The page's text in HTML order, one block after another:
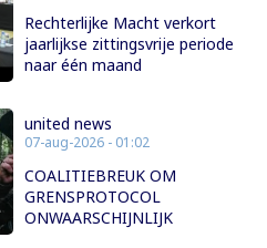
Rechterlijke Macht verkort
jaarlijkse zittingsvrije periode
naar één maand
united news
07-aug-2026 - 01:02
COALITIEBREUK OM
GRENSPROTOCOL
ONWAARSCHIJNLIJK